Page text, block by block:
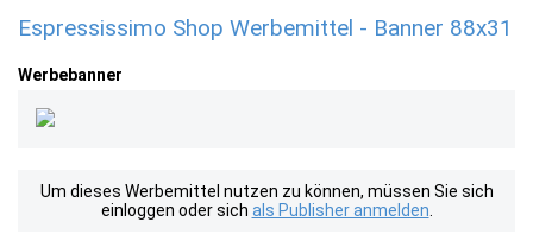
Espressissimo Shop Werbemittel - Banner 88x31
Werbebanner
Um dieses Werbemittel nutzen zu können, müssen Sie sich
einloggen oder sich als Publisher anmelden